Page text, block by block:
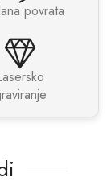
povrata